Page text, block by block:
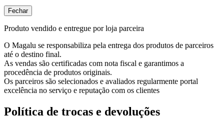
Fechar
Produto vendido e entregue por loja parceira
O Magalu se responsabiliza pela entrega dos produtos de parceiros
até o destino final.
As vendas são certificadas com nota fiscal e garantimos a
procedência de produtos originais.
Os parceiros são selecionados e avaliados regularmente portal
excelência no serviço e reputação com os clientes
Política de trocas e devoluções